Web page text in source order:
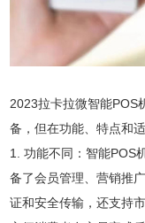
2023拉卡拉微智能POS
备，但在功能、特点和
1. 功能不同：智能POS
备了会员管理、营销推
证和安全传输，还支持